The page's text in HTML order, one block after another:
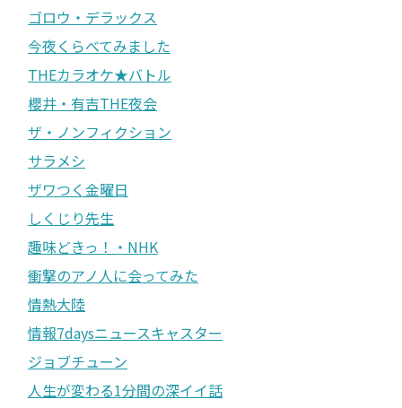
ゴロウ・デラックス
今夜くらべてみました
THEカラオケ★バトル
櫻井・有吉THE夜会
ザ・ノンフィクション
サラメシ
ザワつく金曜日
しくじり先生
趣味どきっ！・NHK
衝撃のアノ人に会ってみた
情熱大陸
情報7daysニュースキャスター
ジョブチューン
人生が変わる1分間の深イイ話